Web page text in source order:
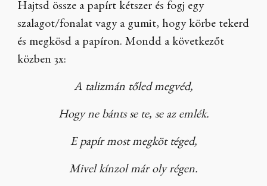
Hajtsd össze a papírt kétszer és fogj egy
szalagot/fonalat vagy a gumit, hogy körbe tekerd
és megkösd a papíron. Mondd a következőt
közben 3x:
A talizmán tőled megvéd,
Hogy ne bánts se te, se az emlék.
E papír most megköt téged,
Mivel kínzol már oly régen.